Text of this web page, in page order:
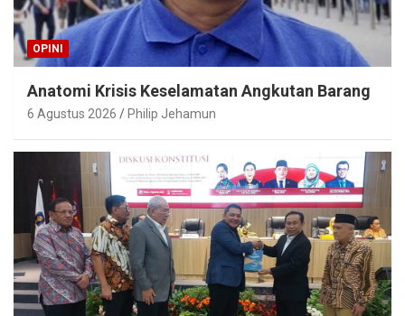
OPINI
Anatomi Krisis Keselamatan Angkutan Barang
6 Agustus 2026 Philip Jehamun